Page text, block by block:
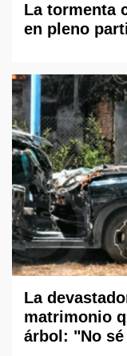
La tormenta
en pleno
La
matrimonio
árbol: "No